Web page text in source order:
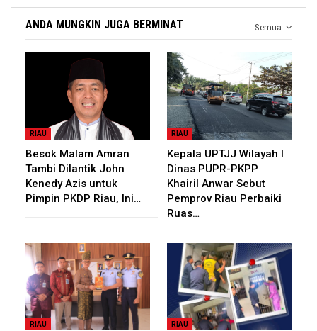
Semua
ANDA MUNGKIN JUGA BERMINAT
RIAU
Besok Malam Amran
Tambi Dilantik John
Kenedy Azis untuk
Pimpin PKDP Riau, Ini…
RIAU
Kepala UPTJJ Wilayah I
Dinas PUPR-PKPP
Khairil Anwar Sebut
Pemprov Riau Perbaiki
Ruas…
RIAU RIAU